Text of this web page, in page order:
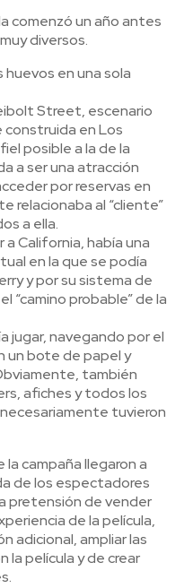
comenzó un año antes
diversos.
en una sola
Street, escenario
construida en Los
posible a la de la
a ser una atracción
por reservas en
relacionaba al “cliente”
a ella.
a California, había una
en la que se podía
y por su sistema de
“camino probable” de la
jugar, navegando por el
un bote de papel y
también
afiches y todos los
tuvieron
campaña llegaron a
de los espectadores
pretensión de vender
de la película,
adicional, ampliar las
la película y de crear